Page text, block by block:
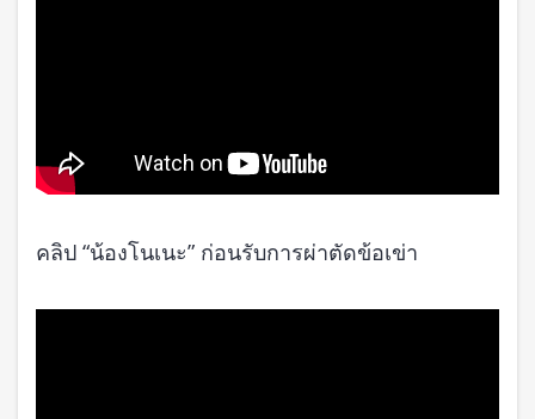
คลิป “น้องโนเนะ” ก่อนรับการผ่าตัดข้อเข่า